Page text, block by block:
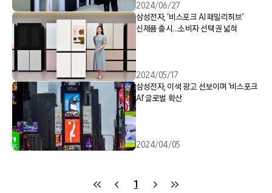
2024/06/27
삼성전자, ‘비스포크 AI 패밀리허브’
신제품 출시…소비자 선택권 넓혀
2024/05/17
삼성전자, 이색 광고 선보이며 ‘비스포크
AI’ 글로벌 확산
2024/04/05
1